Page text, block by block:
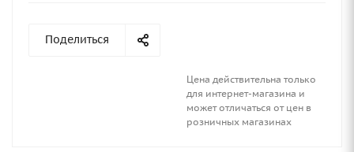
Поделиться
Цена действительна только
для интернет-магазина и
может отличаться от цен в
розничных магазинах